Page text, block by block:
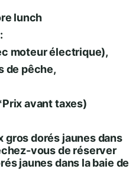
lunch
moteur électrique),
de pêche,
avant taxes)
gros dorés jaunes dans
vous de réserver
jaunes dans la baie de